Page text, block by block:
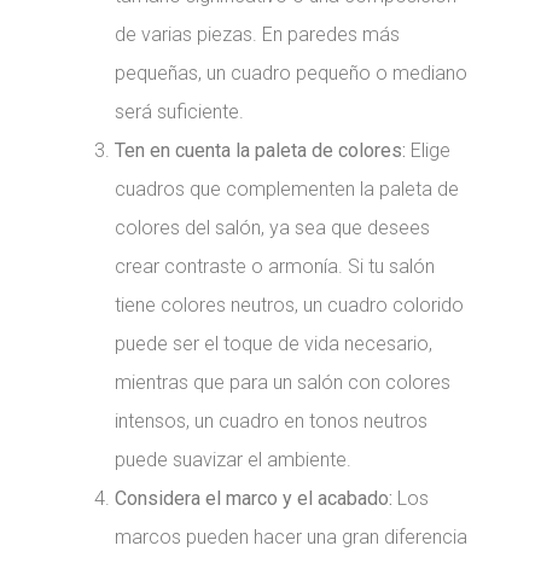
de varias piezas. En paredes más
pequeñas, un cuadro pequeño o mediano
será suficiente.
Ten en cuenta la paleta de colores: Elige
cuadros que complementen la paleta de
colores del salón, ya sea que desees
crear contraste o armonía. Si tu salón
tiene colores neutros, un cuadro colorido
puede ser el toque de vida necesario,
mientras que para un salón con colores
intensos, un cuadro en tonos neutros
puede suavizar el ambiente.
Considera el marco y el acabado: Los
marcos pueden hacer una gran diferencia